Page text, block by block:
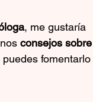
, me gustaría
consejos
fomentarlo